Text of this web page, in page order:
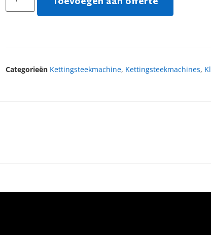
Categorieën Kettingsteekmachine, Kettingsteekmachines,